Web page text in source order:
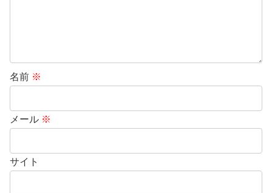
名前 ※
メール ※
サイト